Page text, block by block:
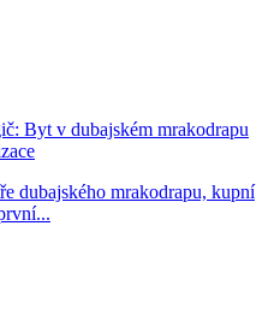
Byt v dubajském mrakodrapu
dubajského mrakodrapu, kupní